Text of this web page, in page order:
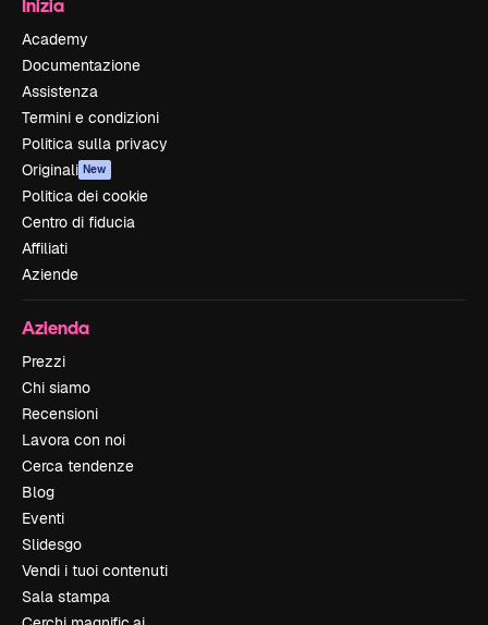
Inizia
Academy
Documentazione
Assistenza
Termini e condizioni
Politica sulla privacy
Originali New
Politica dei cookie
Centro di fiducia
Affiliati
Aziende
Azienda
Prezzi
Chi siamo
Recensioni
Lavora con noi
Cerca tendenze
Blog
Eventi
Slidesgo
Vendi i tuoi contenuti
Sala stampa